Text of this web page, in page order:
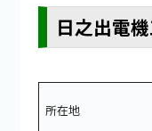
日之出電
所在地